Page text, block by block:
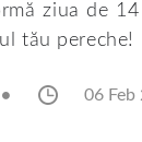
ziua de
tău pereche!
06 Feb